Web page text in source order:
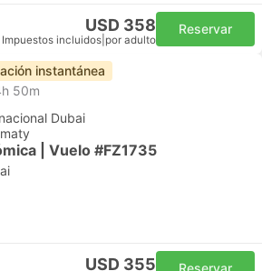
USD 358
Impuestos incluidos por adulto
Reservar
instantánea
50m
Dubai
| Vuelo #FZ1735
USD 355 Reservar